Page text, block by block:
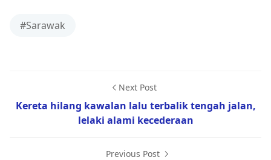
#Sarawak
Next Post
Kereta hilang kawalan lalu terbalik tengah jalan,
lelaki alami kecederaan
Previous Post